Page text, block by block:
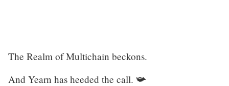
The Realm of Multichain beckons.
And Yearn has heeded the call. 📯